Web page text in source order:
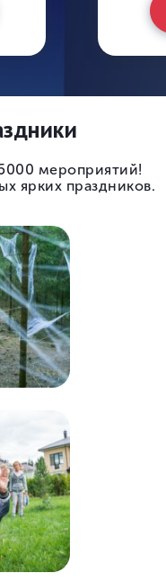
мероприятий!
ярких праздников.